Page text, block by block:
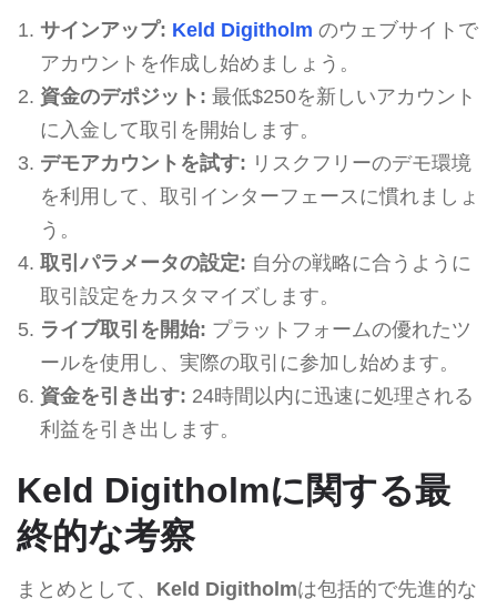
サインアップ: Keld Digitholm のウェブサイトで
アカウントを作成し始めましょう。
資金のデポジット: 最低$250を新しいアカウント
に入金して取引を開始します。
デモアカウントを試す: リスクフリーのデモ環境
を利用して、取引インターフェースに慣れましょ
う。
取引パラメータの設定: 自分の戦略に合うように
取引設定をカスタマイズします。
ライブ取引を開始: プラットフォームの優れたツ
ールを使用し、実際の取引に参加し始めます。
資金を引き出す: 24時間以内に迅速に処理される
利益を引き出します。
Keld Digitholmに関する最
終的な考察
まとめとして、 Keld Digitholmは包括的で先進的な